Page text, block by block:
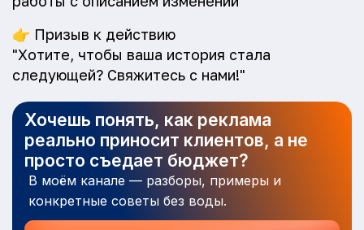
👉 Призыв к действию
"Хотите, чтобы ваша история стала
следующей? Свяжитесь с нами!"
Хочешь понять, как реклама
реально приносит клиентов, а не
просто съедает бюджет?
В моём канале — разборы, примеры и
конкретные советы без воды.